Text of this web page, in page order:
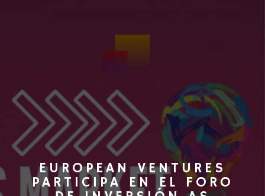
EUROPEAN VENTURES
PARTICIPA EN EL FORO